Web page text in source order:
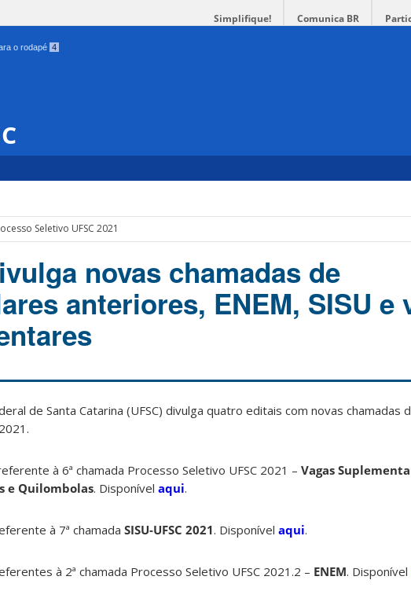
Simplifique! Comunica BR
o rodapé 4
Seletivo UFSC 2021
novas chamadas de
anteriores, ENEM, SISU e
de Santa Catarina (UFSC) divulga quatro editais com novas chamadas
à 6ª chamada Processo Seletivo UFSC 2021 – Vagas
e Quilombolas. Disponível aqui.
à 7ª chamada SISU-UFSC 2021. Disponível aqui.
à 2ª chamada Processo Seletivo UFSC 2021.2 – ENEM. Disponível